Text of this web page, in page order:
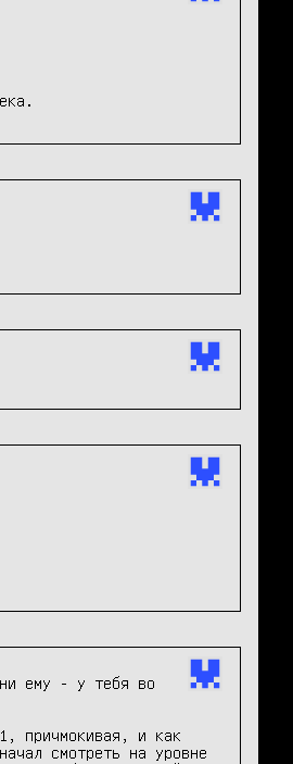
ему - у тебя во
причмокивая, и как
смотреть на уровне